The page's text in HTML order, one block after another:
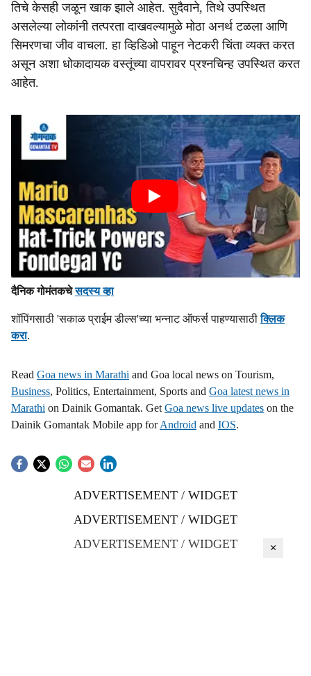
तिचे केसही जळून खाक झाले आहेत. सुदैवाने, तिथे उपस्थित
असलेल्या लोकांनी तत्परता दाखवल्यामुळे मोठा अनर्थ टळला आणि
सिमरणचा जीव वाचला. हा व्हिडिओ पाहून नेटकरी चिंता व्यक्त करत
असून अशा धोकादायक वस्तूंच्या वापरावर प्रश्नचिन्ह उपस्थित करत
आहेत.
दैनिक गोमंतकचेसदस्य व्हा
शॉपिंगसाठी 'सकाळ प्राईम डील्स'च्या भन्नाट ऑफर्स पाहण्यासाठीक्लिक
करा.
Read Goa news in Marathi and Goa local news on Tourism,
Business, Politics, Entertainment, Sports and Goa latest news in
Marathi on Dainik Gomantak. Get Goa news live updates on the
Dainik Gomantak Mobile app forAndroid and IOS.
ADVERTISEMENT / WIDGET
ADVERTISEMENT / WIDGET
ADVERTISEMENT / WIDGET
×